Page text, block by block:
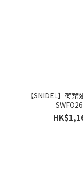
【SNIDEL】荷